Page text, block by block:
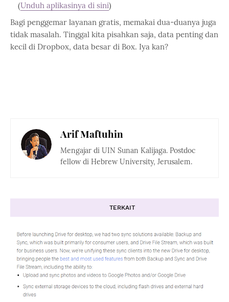
(Unduh aplikasinya di sini)
Bagi penggemar layanan gratis, memakai dua-duanya juga
tidak masalah. Tinggal kita pisahkan saja, data penting dan
kecil di Dropbox, data besar di Box. Iya kan?
Arif Maftuhin
Mengajar di UIN Sunan Kalijaga. Postdoc
fellow di Hebrew University, Jerusalem.
TERKAIT